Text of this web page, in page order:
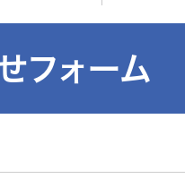
フォーム